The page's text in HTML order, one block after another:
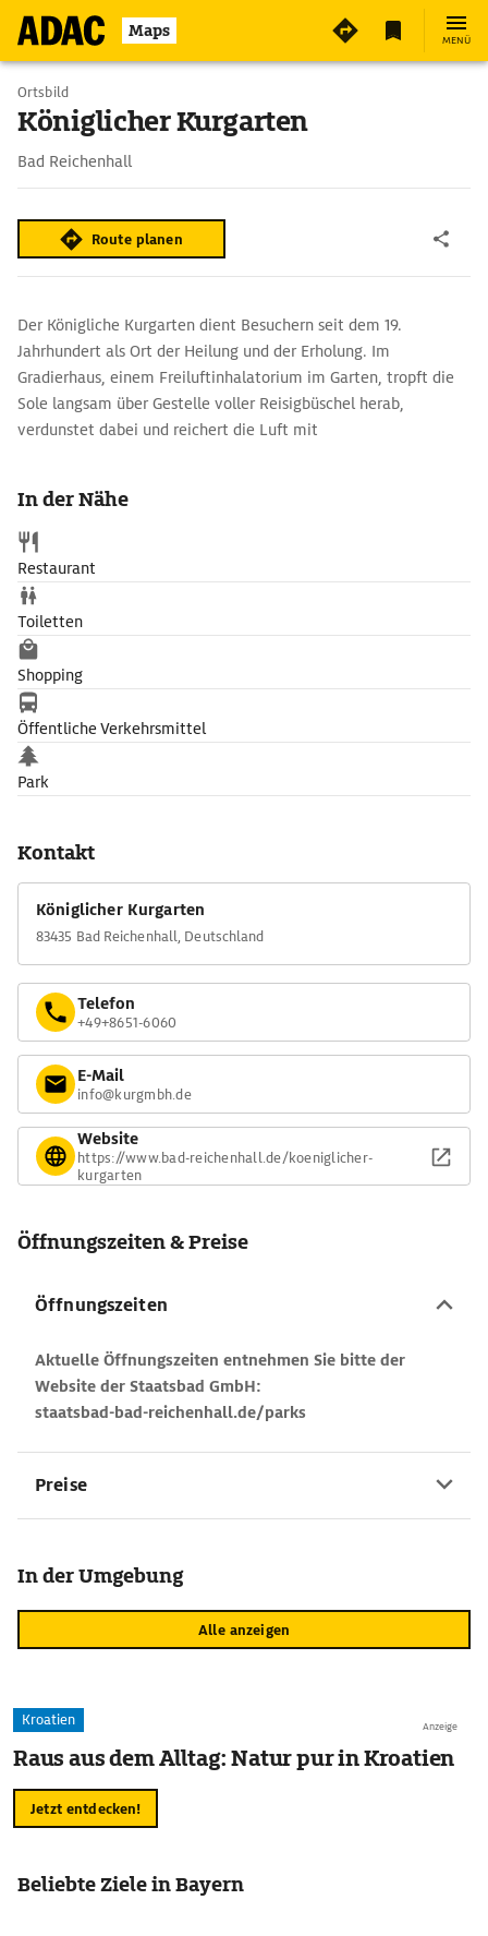
Maps MENÜ
Ortsbild
Königlicher Kurgarten
Bad Reichenhall
Route planen
Der Königliche Kurgarten dient Besuchern seit dem 19.
Jahrhundert als Ort der Heilung und der Erholung. Im
Gradierhaus, einem Freiluftinhalatorium im Garten, tropft die
Sole langsam über Gestelle voller Reisigbüschel herab,
verdunstet dabei und reichert die Luft mit
In der Nähe
Restaurant
Toiletten
Shopping
Öffentliche Verkehrsmittel
Park
Kontakt
Königlicher Kurgarten
83435 Bad Reichenhall, Deutschland
Telefon
+49+8651-6060
E-Mail
info@kurgmbh.de
Website
https://www.bad-reichenhall.de/koeniglicher-
kurgarten
Öffnungszeiten & Preise
Öffnungszeiten
Aktuelle Öffnungszeiten entnehmen Sie bitte der
Website der Staatsbad GmbH:
staatsbad-bad-reichenhall.de/parks
Preise
In der Umgebung
Alle anzeigen
Anzeige
Kroatien
Raus aus dem Alltag: Natur pur in Kroatien
Jetzt entdecken!
Beliebte Ziele in Bayern